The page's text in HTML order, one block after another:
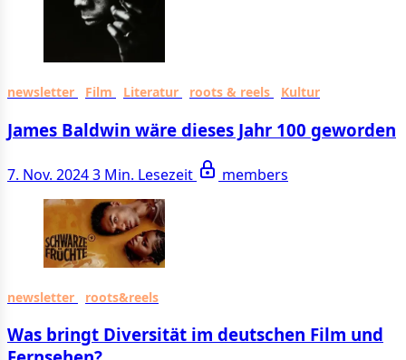
newsletter Film Literatur roots & reels Kultur
James Baldwin wäre dieses Jahr 100 geworden
7. Nov. 20243 Min. Lesezeit members
newsletter roots&reels
Was bringt Diversität im deutschen Film und